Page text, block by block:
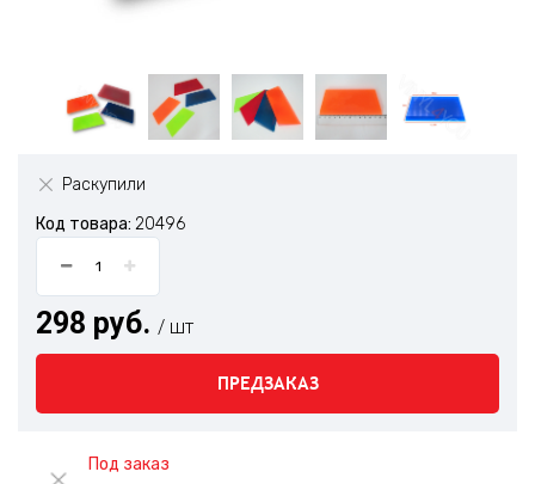
Раскупили
Код товара: 20496
298 руб. / шт
ПРЕДЗАКАЗ
Под заказ